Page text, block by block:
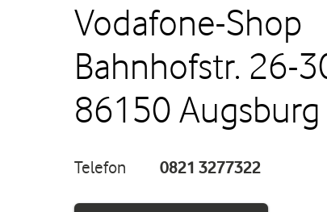
Vodafone-Shop
Bahnhofstr. 26-
86150 Augsburg
Telefon 0821 3277322